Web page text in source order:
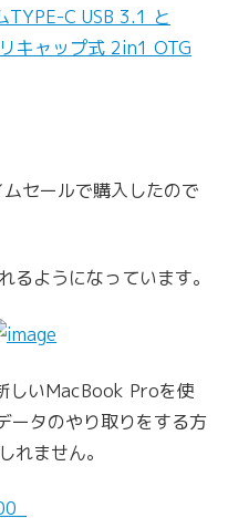
C USB 3.1 と
キャップ式 2in1 OTG
セールで購入したので
るようになっています。
しいMacBook Proを使
ータのやり取りをする方
れません。